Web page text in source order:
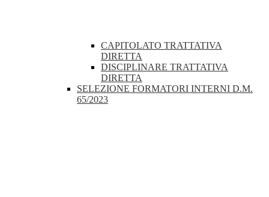
CAPITOLATO TRATTATIVA
DIRETTA
DISCIPLINARE TRATTATIVA
DIRETTA
SELEZIONE FORMATORI INTERNI D.M.
65/2023